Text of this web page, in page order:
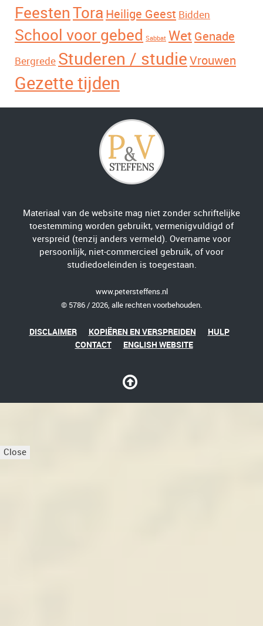
FeestenTora Heilige Geest Bidden
School voor gebed Sabbat Wet Genade
Bergrede Studeren / studie Vrouwen
Gezette tijden
Materiaal van de website mag niet zonder schriftelijke
toestemming worden gebruikt, vermenigvuldigd of
verspreid (tenzij anders vermeld). Overname voor
persoonlijk, niet-commercieel gebruik, of voor
studiedoeleinden is toegestaan.
www.petersteffens.nl
© 5786 / 2026, alle rechten voorbehouden.
DISCLAIMER KOPIËREN EN VERSPREIDEN
HULP
CONTACT
ENGLISH WEBSITE
Close